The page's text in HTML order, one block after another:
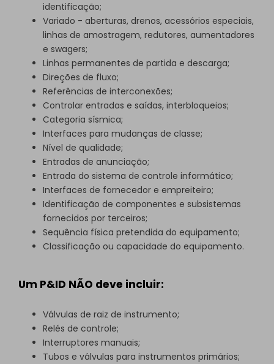
identificação;
Variado - aberturas, drenos, acessórios especiais,
linhas de amostragem, redutores, aumentadores
e swagers;
Linhas permanentes de partida e descarga;
Direções de fluxo;
Referências de interconexões;
Controlar entradas e saídas, interbloqueios;
Categoria sísmica;
Interfaces para mudanças de classe;
Nível de qualidade;
Entradas de anunciação;
Entrada do sistema de controle informático;
Interfaces de fornecedor e empreiteiro;
Identificação de componentes e subsistemas
fornecidos por terceiros;
Sequência física pretendida do equipamento;
Classificação ou capacidade do equipamento.
Um P&ID NÃO deve incluir:
Válvulas de raiz de instrumento;
Relés de controle;
Interruptores manuais;
Tubos e válvulas para instrumentos primários;